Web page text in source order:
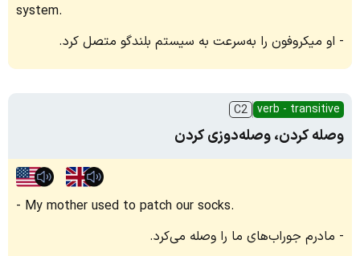
system.
او میکروفون را به‌سرعت به سیستم بلندگو متصل کرد.
verb - transitive
C2
وصله کردن، وصله‌دوزی کردن
My mother used to patch our socks.
مادرم جوراب‌های ما را وصله می‌کرد.